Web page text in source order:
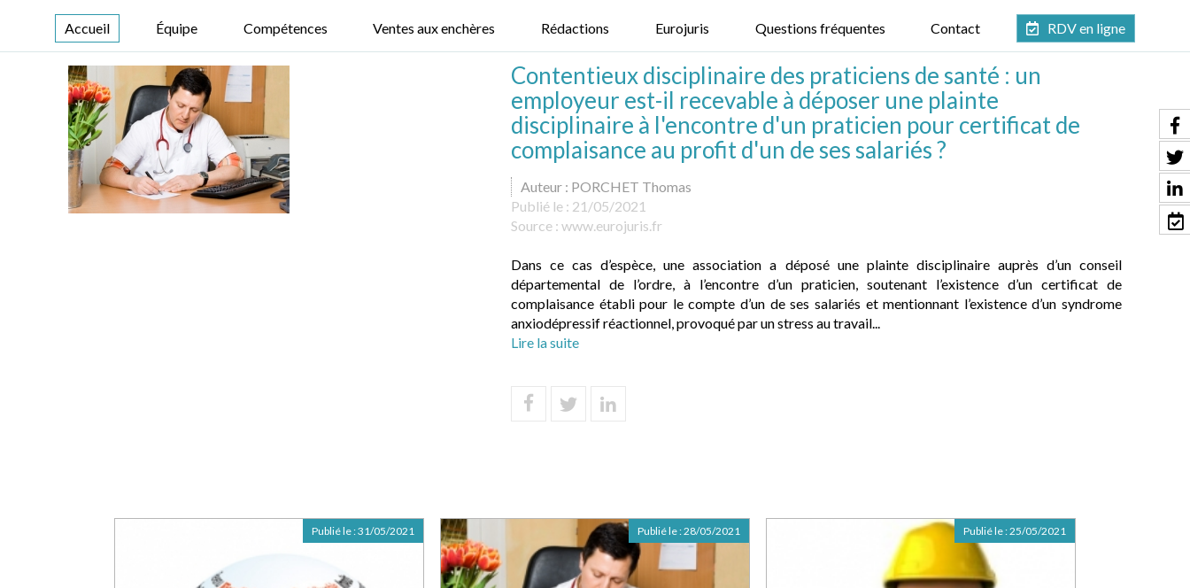
Accueil Équipe Compétences Ventes aux enchères Rédactions Eurojuris Questions fréquentes Contact RDV en ligne
Contentieux disciplinaire des praticiens de santé : un
employeur est-il recevable à déposer une plainte
disciplinaire à l'encontre d'un praticien pour certificat de
complaisance au profit d'un de ses salariés ?
Auteur : PORCHET Thomas
Publié le : 21/05/2021
Source : www.eurojuris.fr
Dans ce cas d’espèce, une association a déposé une plainte disciplinaire auprès d’un conseil
départemental de l’ordre, à l’encontre d’un praticien, soutenant l’existence d’un certificat de
complaisance établi pour le compte d’un de ses salariés et mentionnant l’existence d’un syndrome
anxiodépressif réactionnel, provoqué par un stress au travail...
Lire la suite
Publié le :31/05/2021 Publié le :28/05/2021 Publié le :25/05/2021